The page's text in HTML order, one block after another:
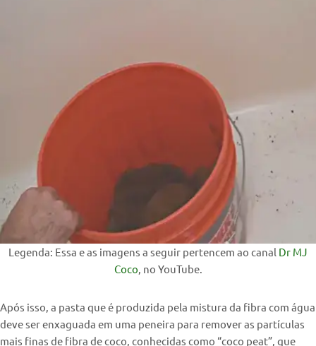
Legenda: Essa e as imagens a seguir pertencem ao canal Dr MJ
Coco , no YouTube.
Após isso, a pasta que é produzida pela mistura da fibra com água
deve ser enxaguada em uma peneira para remover as partículas
mais finas de fibra de coco, conhecidas como “coco peat”, que